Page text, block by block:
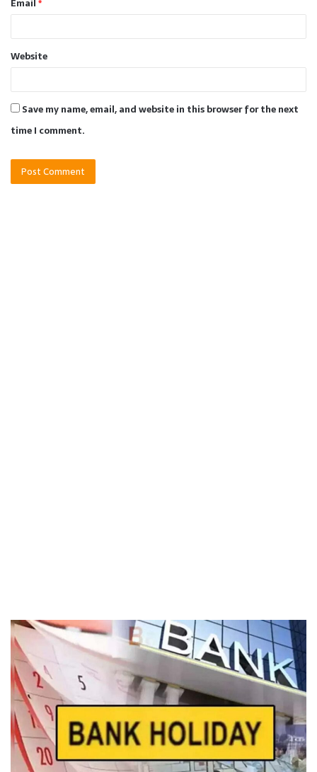
Email*
Website
Save my name, email, and website in this browser for the next
time I comment.